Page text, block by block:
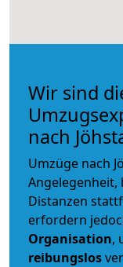
Wir sind
nach
Umzüge nach
Angelegenheit,
Distanzen
erfordern
Organisation,
reibungslos